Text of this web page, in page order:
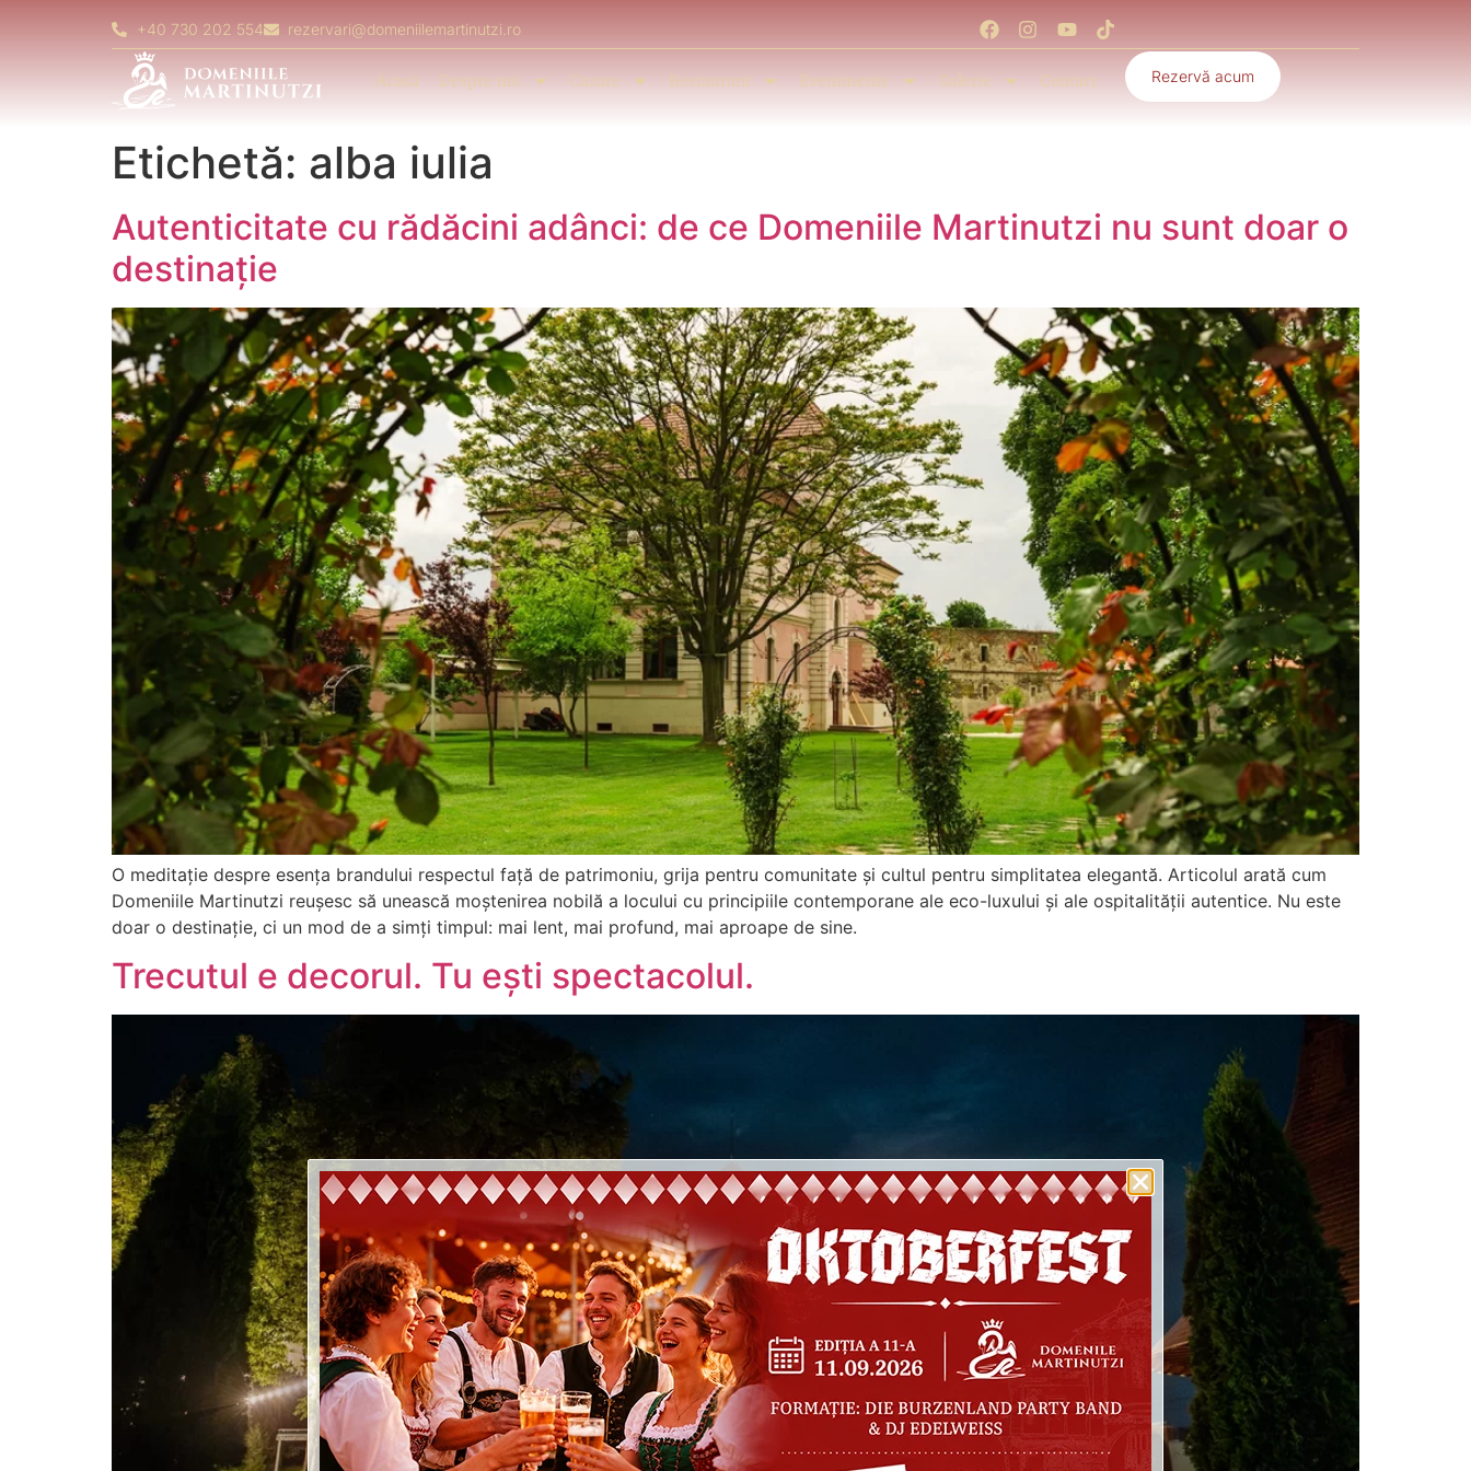
+40 730 202 554 rezervari@domeniilemartinutzi.ro
Acasă Despre noi Cazare Restaurant Evenimente Galerie Contact Rezervă acum
Etichetă: alba iulia
Autenticitate cu rădăcini adânci: de ce Domeniile Martinutzi nu sunt doar o
destinație
O meditație despre esența brandului respectul față de patrimoniu, grija pentru comunitate și cultul pentru simplitatea elegantă. Articolul arată cum
Domeniile Martinutzi reușesc să unească moștenirea nobilă a locului cu principiile contemporane ale eco-luxului și ale ospitalității autentice. Nu este
doar o destinație, ci un mod de a simți timpul: mai lent, mai profund, mai aproape de sine.
Trecutul e decorul. Tu ești spectacolul.